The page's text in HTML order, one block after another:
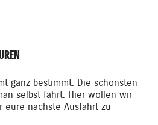
ganz bestimmt. Die schönsten
selbst fährt. Hier wollen wir
nächste Ausfahrt zu